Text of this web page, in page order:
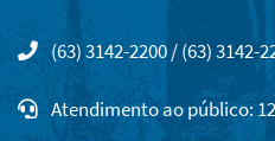
(63) 3142-2200 / (63) 3142-
Atendimento ao público: